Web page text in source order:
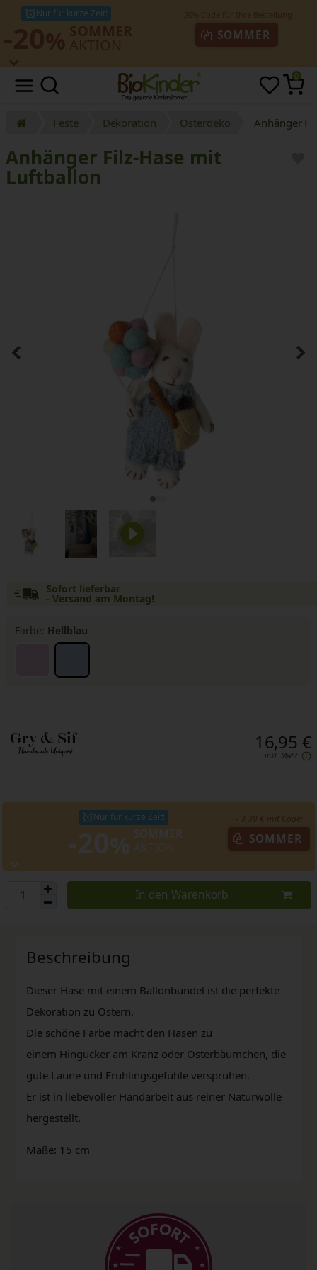
Nur für kurze Zeit!
SOMMER
0
Feste Dekoration Osterdeko Anhänger
Anhänger Filz-Hase mit
Luftballon
Sofort lieferbar
- Versand am Montag!
Farbe: Hellblau
16,95 €
inkl. MwSt.
Nur für kurze Zeit!
SOMMER
In den Warenkorb
Beschreibung
Dieser Hase mit einem Ballonbündel ist die perfekte
Dekoration zu Ostern.
Die schöne Farbe macht den Hasen zu
einem Hingucker am Kranz oder Osterbäumchen, die
gute Laune und Frühlingsgefühle versprühen.
Er ist in liebevoller Handarbeit aus reiner Naturwolle
hergestellt.
Maße: 15 cm